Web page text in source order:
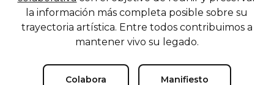
la información más completa posible sobre su
trayectoria artística. Entre todos contribuimos a
mantener vivo su legado.
Colabora Manifiesto